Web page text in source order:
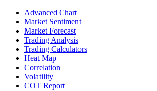
Advanced Chart
Market Sentiment
Market Forecast
Trading Analysis
Trading Calculators
Heat Map
Correlation
Volatility
COT Report